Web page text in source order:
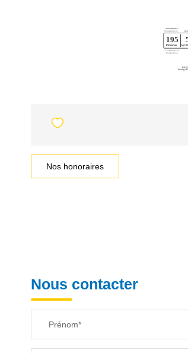
Nos honoraires
Nous contacter
Prénom*